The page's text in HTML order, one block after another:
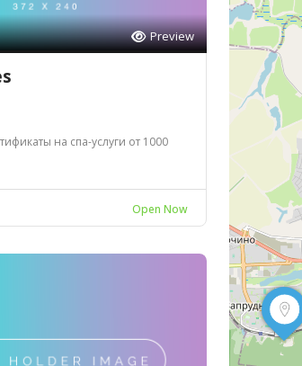
Preview
на спа-услуги от 1000
Open Now